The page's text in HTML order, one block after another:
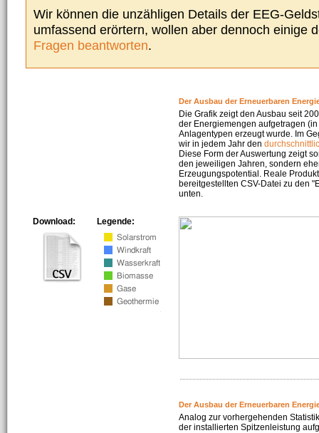
Wir können die unzähligen Details der EEG-
umfassend erörtern, wollen aber dennoch einige
Fragen beantworten.
Der Ausbau der Erneuerbaren
Die Grafik zeigt den Ausbau seit
der Energiemengen aufgetragen
Anlagentypen erzeugt wurde. Im
wir in jedem Jahr den
Diese Form der Auswertung zeigt
den jeweiligen Jahren, sondern
Erzeugungspotential. Reale
bereitgestellten CSV-Datei zu den
unten.
Legende:
Download:
Der Ausbau der Erneuerbaren
Analog zur vorhergehenden
der installierten Spitzenleistung